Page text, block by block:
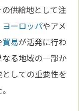
供給地として注
ヨーロッパやアメ
貿易が活発に行わ
る地域の一部か
しての重要性を